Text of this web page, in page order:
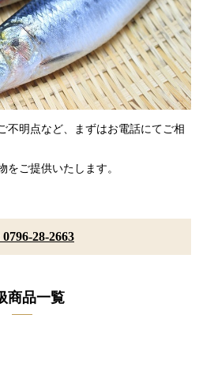
不明点など、まずはお電話にてご相
をご提供いたします。
28-2663
商品一覧